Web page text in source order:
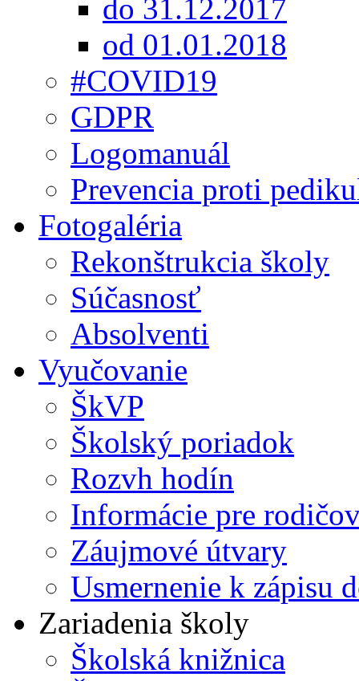
do 31.12.2017
od 01.01.2018
#COVID19
GDPR
Logomanuál
Prevencia proti
Fotogaléria
Rekonštrukcia školy
Súčasnosť
Absolventi
Vyučovanie
ŠkVP
Školský poriadok
Rozvh hodín
Informácie pre
Záujmové útvary
Usmernenie k zápisu
Zariadenia školy
Školská knižnica